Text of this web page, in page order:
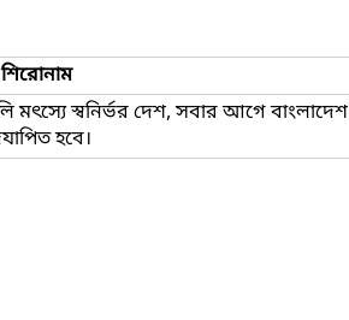
শিরোনাম
স্বনির্ভর দেশ, সবার আগে বাংলাদেশ
হবে।